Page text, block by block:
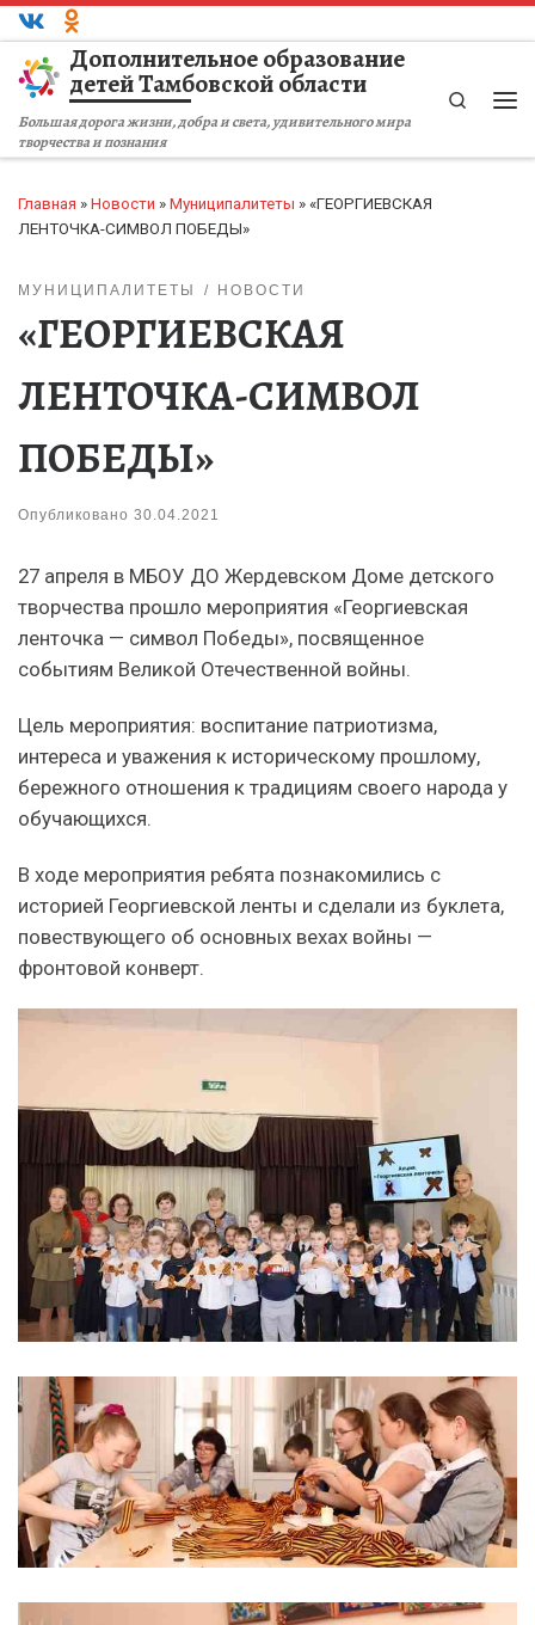
Перейти к содержимому
Дополнительное образование
детей Тамбовской области
Большая дорога жизни, добра и света, удивительного мира
творчества и познания
Search
Главная » Новости » Муниципалитеты » «ГЕОРГИЕВСКАЯ
ЛЕНТОЧКА-СИМВОЛ ПОБЕДЫ»
МУНИЦИПАЛИТЕТЫ НОВОСТИ
«ГЕОРГИЕВСКАЯ
ЛЕНТОЧКА-СИМВОЛ
ПОБЕДЫ»
Опубликовано 30.04.2021
27 апреля в МБОУ ДО Жердевском Доме детского
творчества прошло мероприятия «Георгиевская
ленточка — символ Победы», посвященное
событиям Великой Отечественной войны.
Цель мероприятия: воспитание патриотизма,
интереса и уважения к историческому прошлому,
бережного отношения к традициям своего народа у
обучающихся.
В ходе мероприятия ребята познакомились с
историей Георгиевской ленты и сделали из буклета,
повествующего об основных вехах войны —
фронтовой конверт.